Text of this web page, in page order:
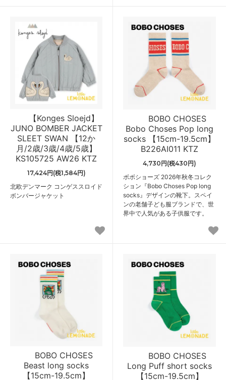
【Konges Sloejd】
JUNO BOMBER JACKET
SLEET SWAN 【12か
月/2歳/3歳/4歳/5歳】
KS105725 AW26 KTZ
17,424円(税1,584円)
北欧デンマーク コンゲススロイド
ボンバージャケット
BOBO CHOSES
Bobo Choses Pop long
socks 【15cm-19.5cm】
B226AI011 KTZ
4,730円(税430円)
ボボショーズ 2026年秋冬コレク
ション『Bobo Choses Pop long
socks』デザインの靴下。スペイ
ンの老舗子ども服ブランドで、世
界中で人気がある子供服です。
BOBO CHOSES
Beast long socks
【15cm-19.5cm】
BOBO CHOSES
Long Puff short socks
【15cm-19.5cm】